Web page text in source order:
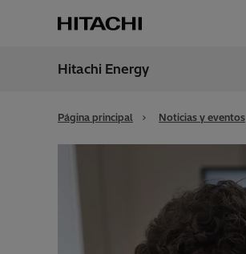
Hitachi Energy
Página principal Noticias y eventos